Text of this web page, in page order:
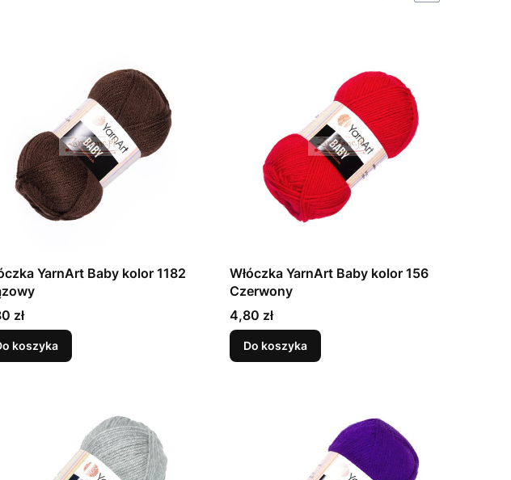
YarnArt Baby kolor 1182
zł
koszyka
Włóczka YarnArt Baby kolor 156
Czerwony
Cena
4,80 zł
Do koszyka